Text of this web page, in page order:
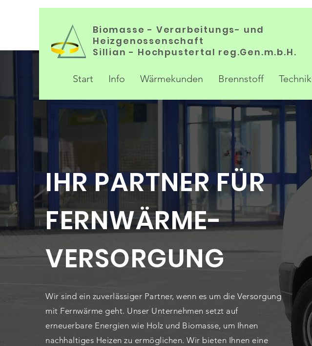
Biomasse - Verarbeitungs- und
Heizgenossenschaft
Sillian - Hochpustertal reg.Gen.m.b.H.
Start Info Wärmekunden Brennstoff Technik
IHR PARTNER FÜR
FERNWÄRME-
VERSORGUNG
Wir sind ein zuverlässiger Partner, wenn es um die Versorgung
mit Fernwärme geht. Unser Unternehmen setzt auf
erneuerbare Energien wie Holz und Biomasse, um Ihnen
nachhaltiges Heizen zu ermöglichen. Wir bieten Ihnen eine